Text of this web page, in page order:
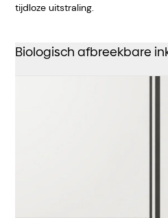
tijdloze uitstraling.
Biologisch afbreekbare